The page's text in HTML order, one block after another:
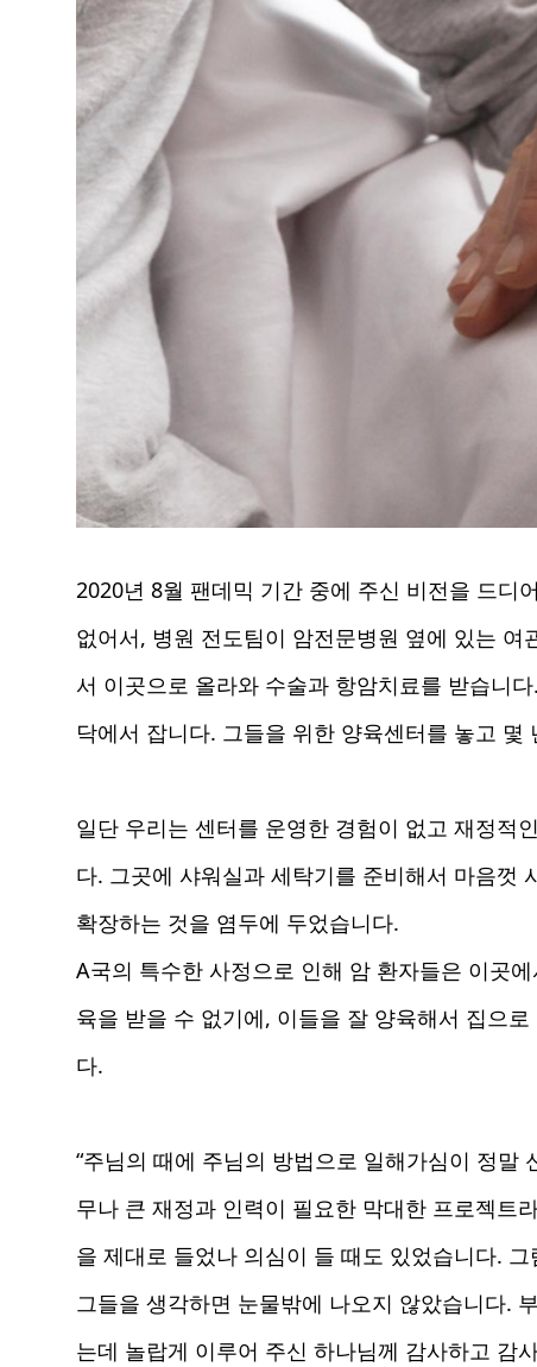
2020년 8월 팬데믹 기간 중에 주신 비전을 드디
없어서, 병원 전도팀이 암전문병원 옆에 있는
서 이곳으로 올라와 수술과 항암치료를 받습니
닥에서 잡니다. 그들을 위한 양육센터를 놓고
일단 우리는 센터를 운영한 경험이 없고 재정적
다. 그곳에 샤워실과 세탁기를 준비해서 마음껏
확장하는 것을 염두에 두었습니다.
A국의 특수한 사정으로 인해 암 환자들은 이곳
육을 받을 수 없기에, 이들을 잘 양육해서 집으
다.
“주님의 때에 주님의 방법으로 일해가심이 정말
무나 큰 재정과 인력이 필요한 막대한 프로젝트
을 제대로 들었나 의심이 들 때도 있었습니다.
그들을 생각하면 눈물밖에 나오지 않았습니다.
는데 놀랍게 이루어 주신 하나님께 감사하고 감